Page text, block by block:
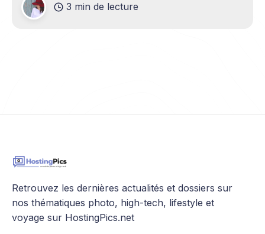
Utilisé dès 3 min de lecture
Retrouvez les dernières actualités et dossiers sur
nos thématiques photo, high-tech, lifestyle et
voyage sur HostingPics.net